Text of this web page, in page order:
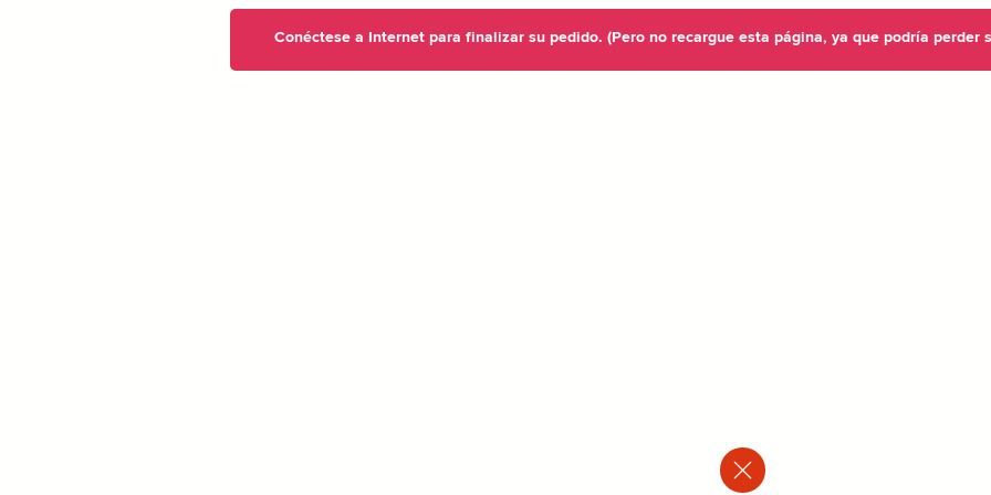
Conéctese a Internet para finalizar su pedido. (Pero no recargue esta página, ya que podría perder